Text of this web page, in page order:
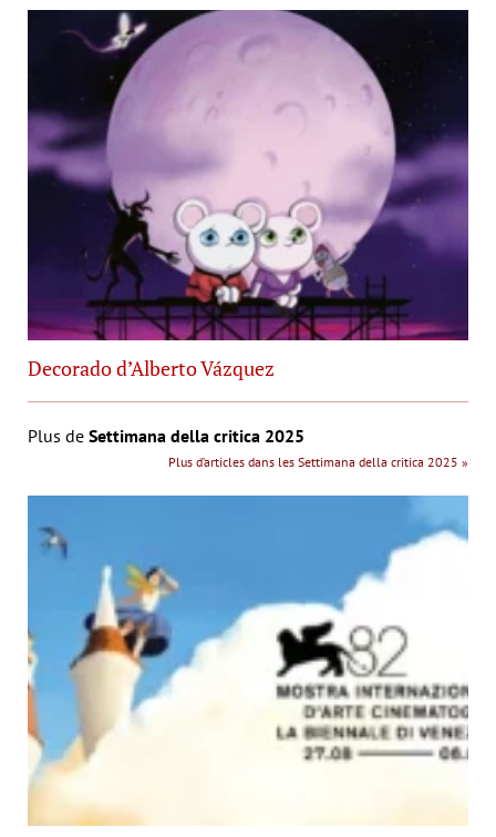
Decorado d’Alberto Vázquez
Plus de Settimana della critica 2025
Plus d’articles dans les Settimana della critica 2025 »